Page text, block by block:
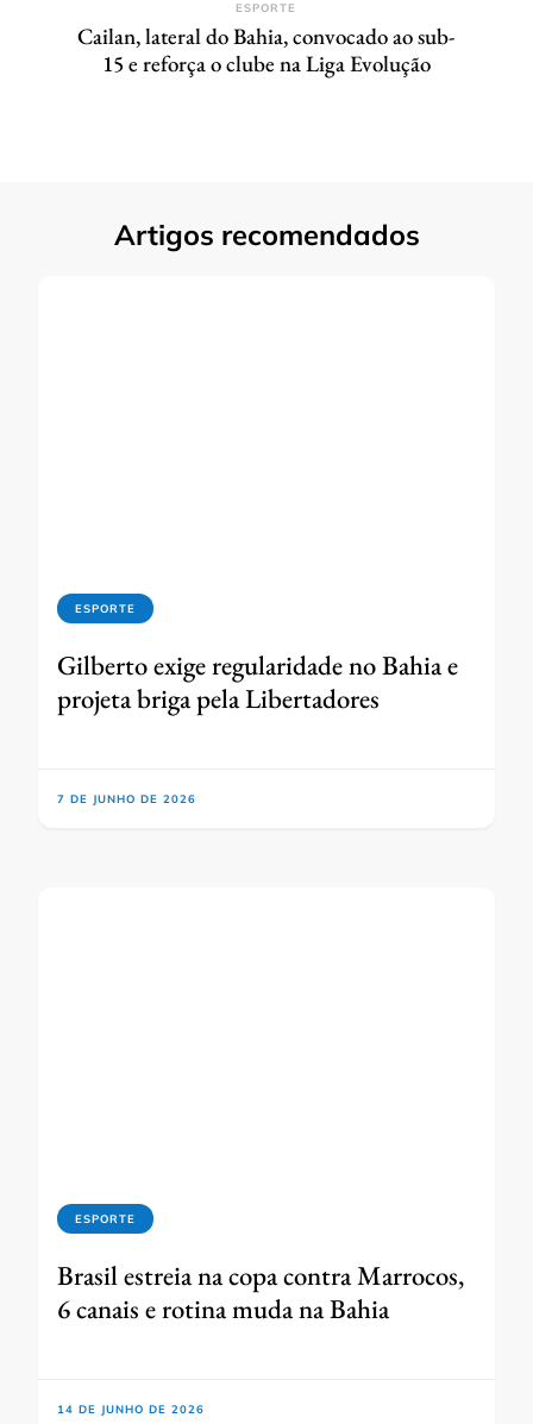
ESPORTE
Cailan, lateral do Bahia, convocado ao sub-
15 e reforça o clube na Liga Evolução
Artigos recomendados
ESPORTE
Gilberto exige regularidade no Bahia e
projeta briga pela Libertadores
7 DE JUNHO DE 2026
ESPORTE
Brasil estreia na copa contra Marrocos,
6 canais e rotina muda na Bahia
14 DE JUNHO DE 2026